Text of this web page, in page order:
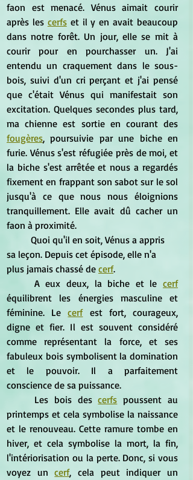
faon est menacé. Vénus aimait courir
après les cerfs et il y en avait beaucoup
dans notre forêt. Un jour, elle se mit à
courir pour en pourchasser un. J'ai
entendu un craquement dans le sous-
bois, suivi d'un cri perçant et j'ai pensé
que c'était Vénus qui manifestait son
excitation. Quelques secondes plus tard,
fougères, poursuivie par une biche en
furie. Vénus s'est réfugiée près de moi, et
la biche s'est arrêtée et nous a regardés
fixement en frappant son sabot sur le sol
jusqu'à ce que nous nous éloignions
tranquillement. Elle avait dû cacher un
faon à proximité.
sa leçon. Depuis cet épisode, elle n'a
plus jamais chassé de cerf.
	A eux deux, la biche et le
cerf
équilibrent les énergies masculine et
féminine. Le cerf est fort, courageux,
digne et fier. Il est souvent considéré
comme représentant la force, et ses
fabuleux bois symbolisent la domination
et le pouvoir. Il a parfaitement
conscience de sa puissance.
	Les bois des
cerfs poussent au
printemps et cela symbolise la naissance
et le renouveau. Cette ramure tombe en
hiver, et cela symbolise la mort, la fin,
l'intériorisation ou la perte. Donc, si vous
voyez un cerf, cela peut indiquer un